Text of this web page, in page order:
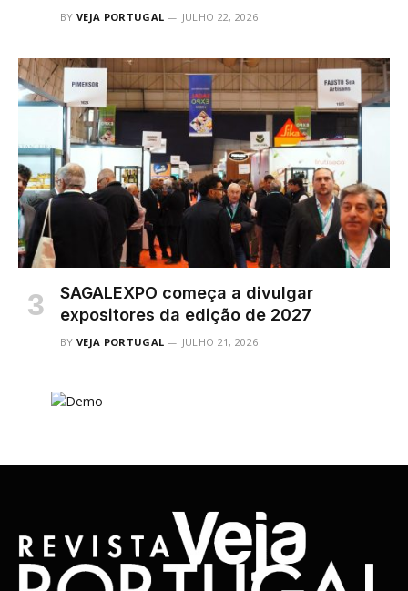
BY VEJA PORTUGAL JULHO 22, 2026
SAGALEXPO começa a divulgar
expositores da edição de 2027
BY VEJA PORTUGAL JULHO 21, 2026